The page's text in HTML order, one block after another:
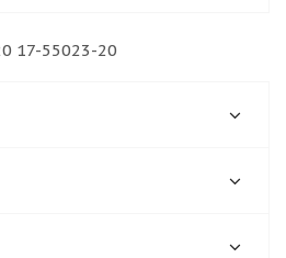
17-55023-20